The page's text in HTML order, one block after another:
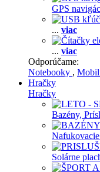
GPS
... viac
... viac
Odporúčame:
Notebooky ,
Hračky
Hračky
Bazény,
Nafukovacie
Solárne